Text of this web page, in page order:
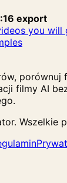
export
you will
porównuj
filmy AI bez
Wszelkie